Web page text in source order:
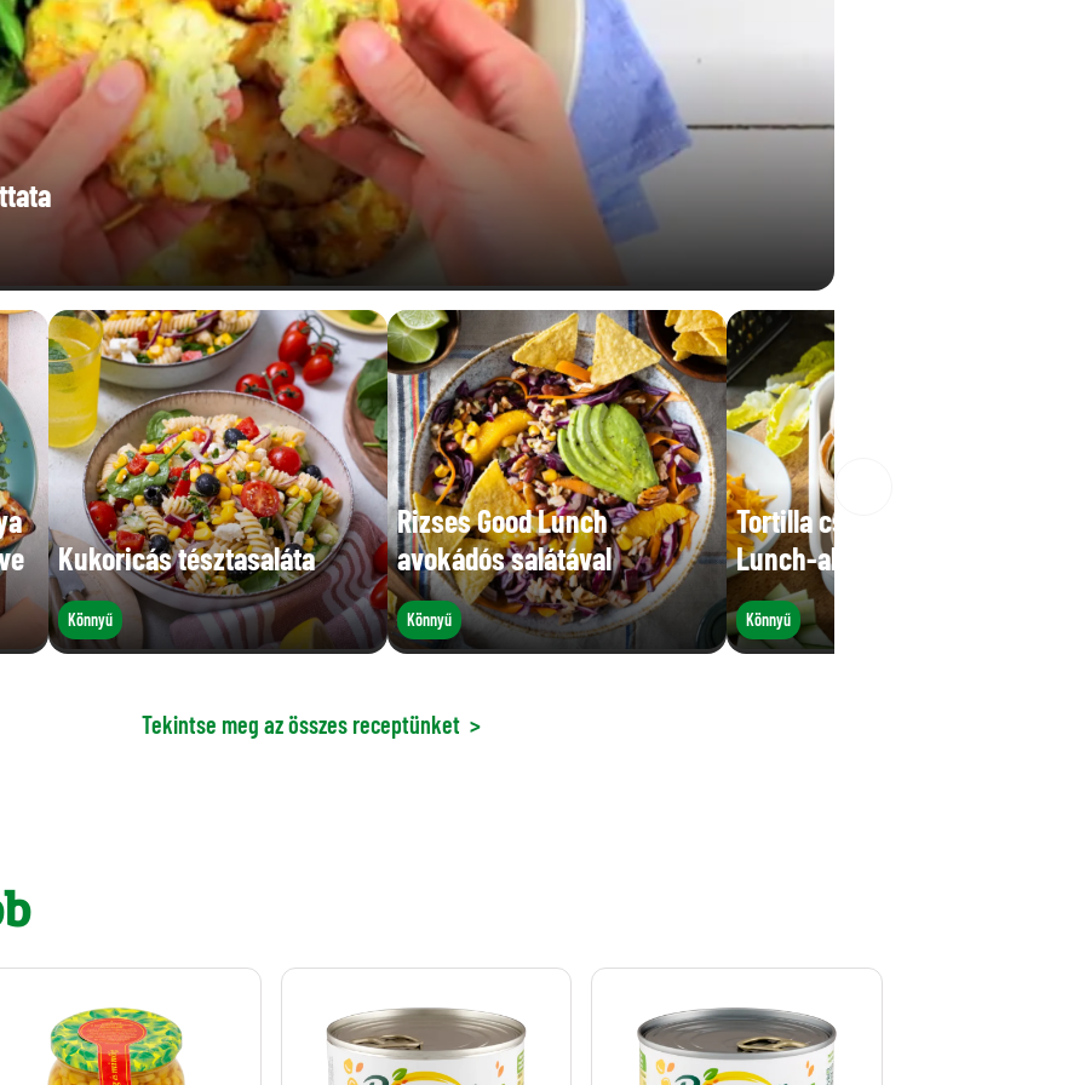
Kukoricás tésztasaláta
Könnyű
Rizses Good Lunch
avokádós salátával
Könnyű
Tortilla csicseriborsós Good
Lunch-al töltve
Könnyű
Tekintse meg az összes receptünket >